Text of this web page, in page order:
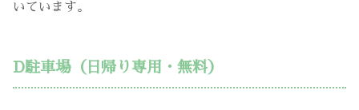
いています。
D駐車場（日帰り専用・無料）